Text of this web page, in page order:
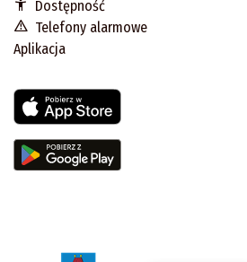
Dostępność
Telefony alarmowe
Aplikacja